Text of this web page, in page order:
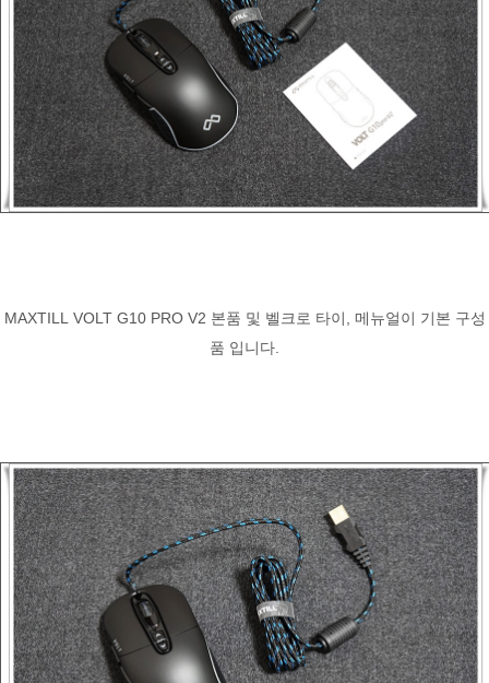
MAXTILL VOLT G10 PRO V2 본품 및 벨크로 타이, 메뉴얼이 기본 구성
품 입니다.